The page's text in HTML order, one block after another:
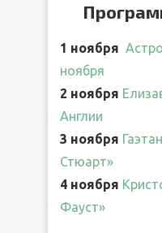
1 ноября
ноября
2 ноября
Англии
3 ноября
Стюарт»
4 ноября
Фауст»